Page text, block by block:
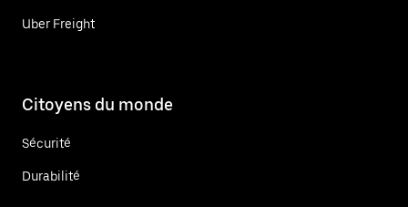
Uber Freight
Citoyens du monde
Sécurité
Durabilité